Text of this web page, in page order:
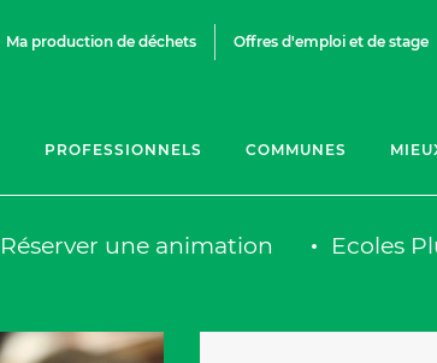
Ma production de déchets Offres d'emploi et de stage
PROFESSIONNELS COMMUNES
Réserver une animation Ecoles